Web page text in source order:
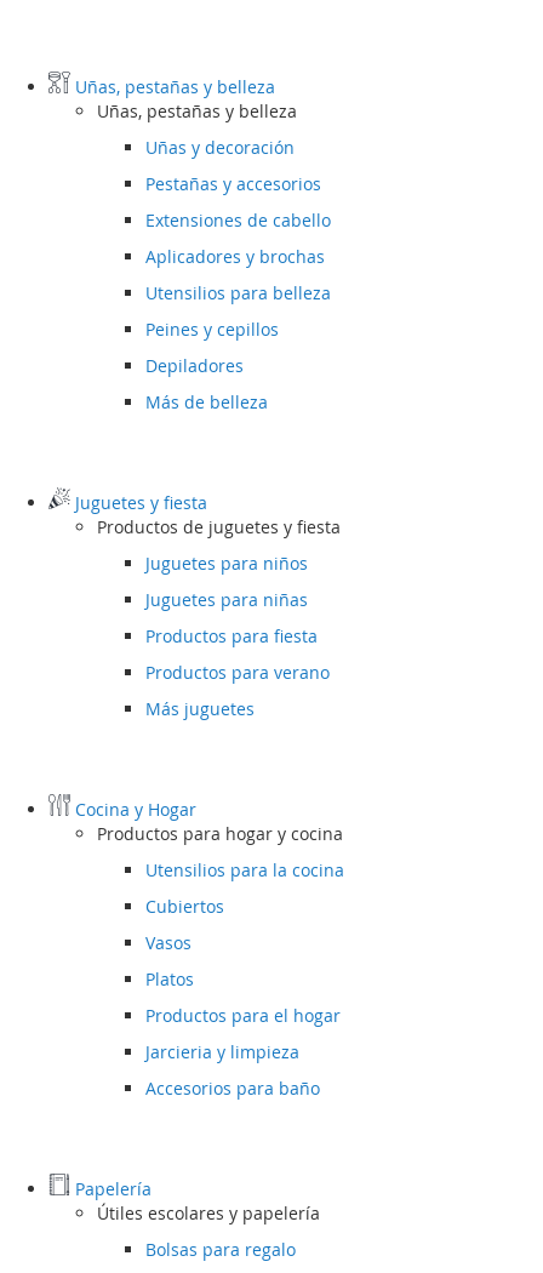
Uñas, pestañas y belleza
Uñas, pestañas y belleza
Uñas y decoración
Pestañas y accesorios
Extensiones de cabello
Aplicadores y brochas
Utensilios para belleza
Peines y cepillos
Depiladores
Más de belleza
Juguetes y fiesta
Productos de juguetes y fiesta
Juguetes para niños
Juguetes para niñas
Productos para fiesta
Productos para verano
Más juguetes
Cocina y Hogar
Productos para hogar y cocina
Utensilios para la cocina
Cubiertos
Vasos
Platos
Productos para el hogar
Jarcieria y limpieza
Accesorios para baño
Papelería
Útiles escolares y papelería
Bolsas para regalo